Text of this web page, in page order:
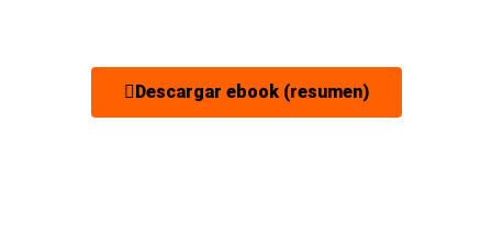
Descargar ebook (resumen)